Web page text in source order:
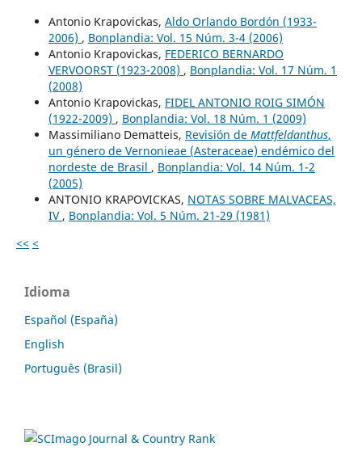
Antonio Krapovickas, Aldo Orlando Bordón (1933-
2006) , Bonplandia: Vol. 15 Núm. 3-4 (2006)
Antonio Krapovickas, FEDERICO BERNARDO
VERVOORST (1923-2008) , Bonplandia: Vol. 17 Núm. 1
(2008)
Antonio Krapovickas, FIDEL ANTONIO ROIG SIMÓN
(1922-2009) , Bonplandia: Vol. 18 Núm. 1 (2009)
Massimiliano Dematteis, Revisión de Mattfeldanthus,
un género de Vernonieae (Asteraceae) endémico del
nordeste de Brasil , Bonplandia: Vol. 14 Núm. 1-2
(2005)
ANTONIO KRAPOVICKAS, NOTAS SOBRE MALVACEAS,
IV , Bonplandia: Vol. 5 Núm. 21-29 (1981)
<< <
Idioma
Español (España)
English
Português (Brasil)